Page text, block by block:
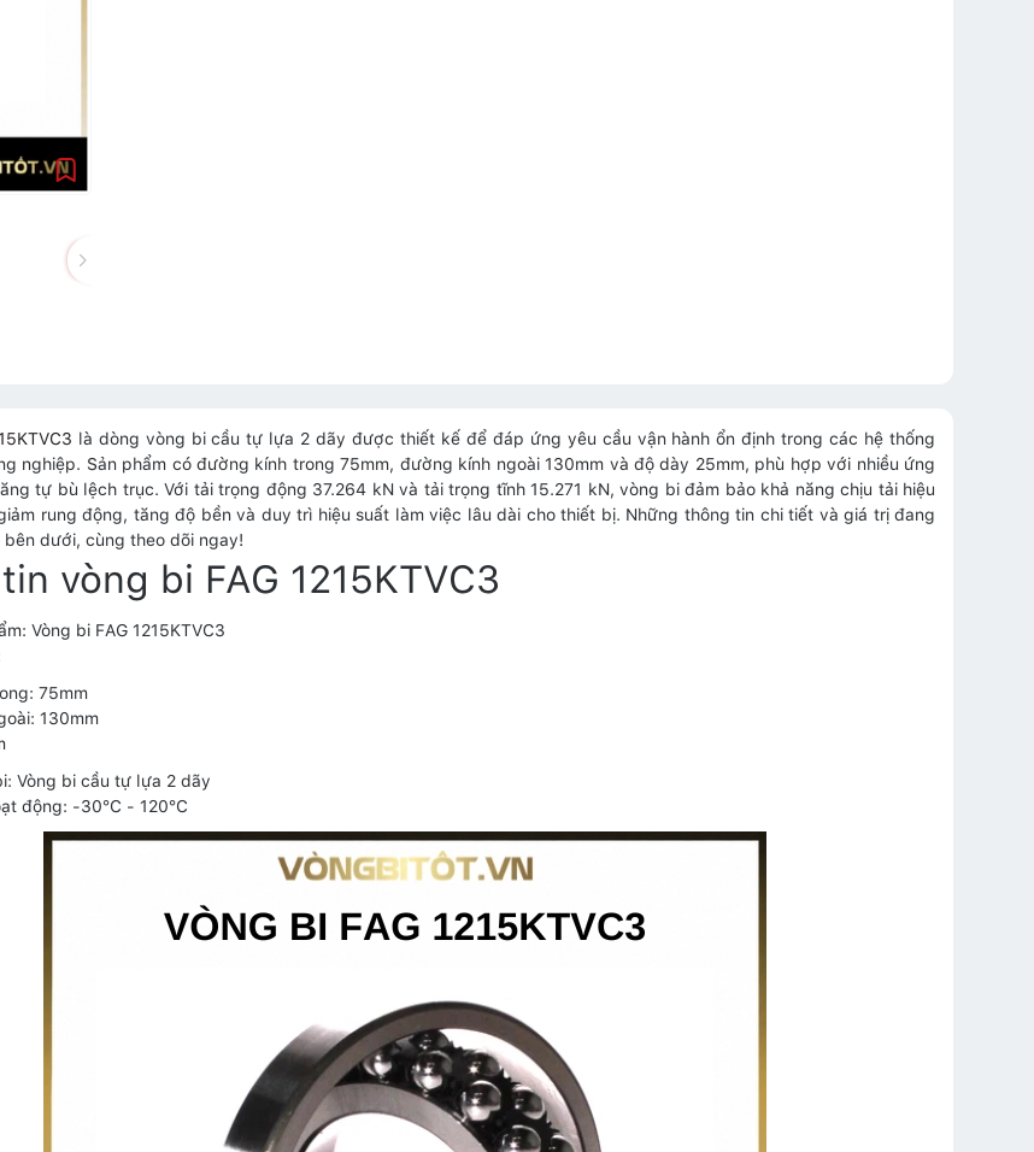
là dòng vòng bi cầu tự lựa 2 dãy được thiết kế để đáp ứng yêu cầu vận hành ổn định trong các hệ thống
nghiệp. Sản phẩm có đường kính trong 75mm, đường kính ngoài 130mm và độ dày 25mm, phù hợp với nhiều ứng
tự bù lệch trục. Với tải trọng động 37.264 kN và tải trọng tĩnh 15.271 kN, vòng bi đảm bảo khả năng chịu tải hiệu
rung động, tăng độ bền và duy trì hiệu suất làm việc lâu dài cho thiết bị. Những thông tin chi tiết và giá trị đang
dưới, cùng theo dõi ngay!
vòng bi FAG 1215KTVC3
Vòng bi FAG 1215KTVC3
75mm
130mm
Vòng bi cầu tự lựa 2 dãy
động: -30°C - 120°C